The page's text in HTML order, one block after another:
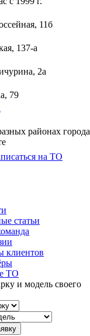
11б
137-а
2а
79
районах города
на ТО
статьи
клиентов
ТО
и модель своего